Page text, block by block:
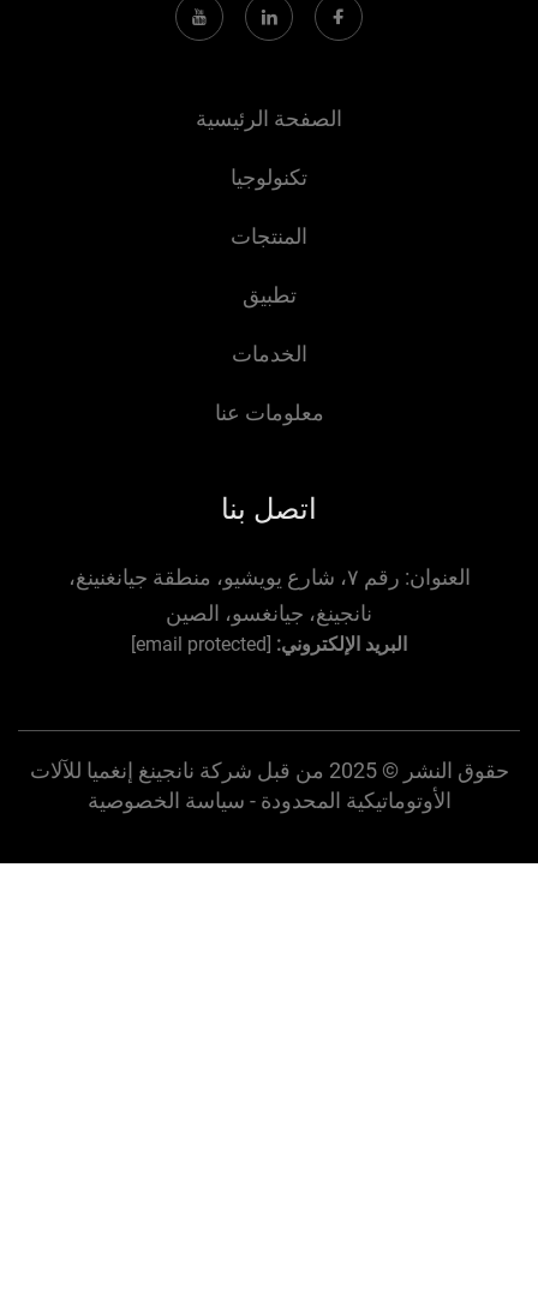
الصفحة الرئيسية
معلومات عنا
رقم ٧، شارع يويشيو، منطقة جيانغنينغ،
نانجينغ، جيانغسو، الصين
البريد الإلكتروني: [email protected]
حقوق النشر © 2025 من قبل شركة نانجينغ إنغميا للآلات
المحدودة -سياسة الخصوصية